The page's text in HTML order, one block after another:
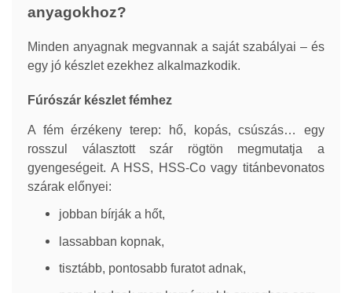
anyagokhoz?
Minden anyagnak megvannak a saját szabályai – és
egy jó készlet ezekhez alkalmazkodik.
Fúrószár készlet fémhez
A fém érzékeny terep: hő, kopás, csúszás… egy
rosszul választott szár rögtön megmutatja a
gyengeségeit. A HSS, HSS-Co vagy titánbevonatos
szárak előnyei:
jobban bírják a hőt,
lassabban kopnak,
tisztább, pontosabb furatot adnak,